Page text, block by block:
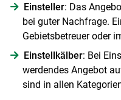
Einsteller: Das
bei guter Nachfrage.
Gebietsbetreuer oder
Einstellkälber: Bei
werdendes Angebot
sind in allen